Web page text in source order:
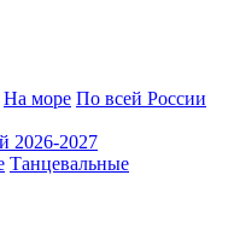
На море По всей России
2026-2027
Танцевальные